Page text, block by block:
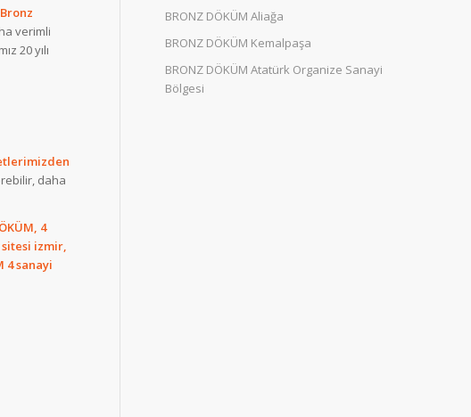
Bronz
verimli
20 yılı
daha
4
sitesi izmir,
4 sanayi
BRONZ DÖKÜM Aliağa
BRONZ DÖKÜM Kemalpaşa
BRONZ DÖKÜM Atatürk Organize Sanayi
Bölgesi